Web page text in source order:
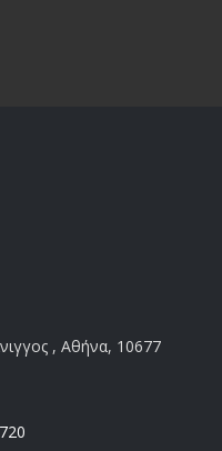
, Αθήνα, 10677